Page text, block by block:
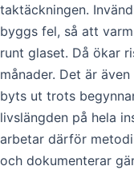
taktäckningen.
byggs fel, så att
runt glaset. Då ökar
månader. Det är
byts ut trots
livslängden på hela
arbetar därför
och dokumenterar